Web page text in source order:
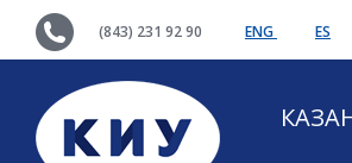
(843) 231 92 90 ENG ES